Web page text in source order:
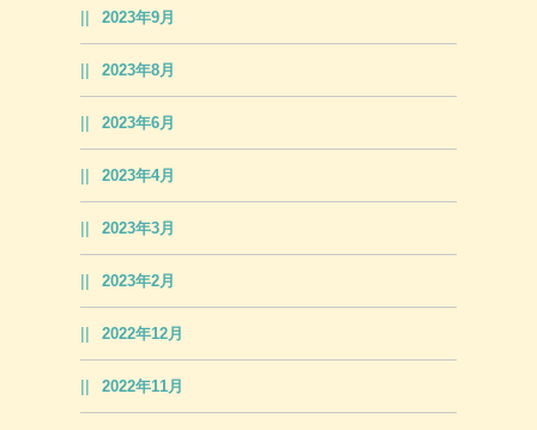
2023年9月
2023年8月
2023年6月
2023年4月
2023年3月
2023年2月
2022年12月
2022年11月